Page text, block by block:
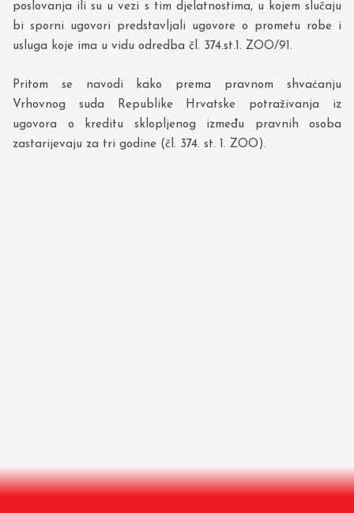
poslovanja ili su u vezi s tim djelatnostima, u kojem slučaju
bi sporni ugovori predstavljali ugovore o prometu robe i
usluga koje ima u vidu odredba čl. 374.st.1. ZOO/91.
Pritom se navodi kako prema pravnom shvaćanju
Vrhovnog suda Republike Hrvatske potraživanja iz
ugovora o kreditu sklopljenog između pravnih osoba
zastarijevaju za tri godine (čl. 374. st. 1. ZOO).